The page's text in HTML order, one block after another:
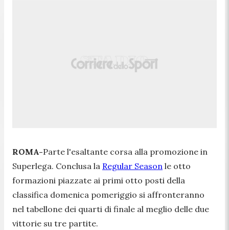
ROMA-Parte l'esaltante corsa alla promozione in
Superlega. Conclusa la Regular Season le otto
formazioni piazzate ai primi otto posti della
classifica domenica pomeriggio si affronteranno
nel tabellone dei quarti di finale al meglio delle due
vittorie su tre partite.